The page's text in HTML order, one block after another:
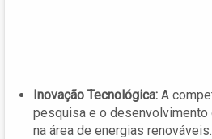
Inovação Tecnológica: A
pesquisa e o
na área de energias